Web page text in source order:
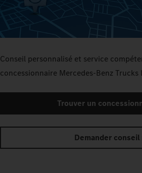
Conseil personnalisé et service
concessionnaire Mercedes-Benz Trucks
Trouver un
Demander conseil